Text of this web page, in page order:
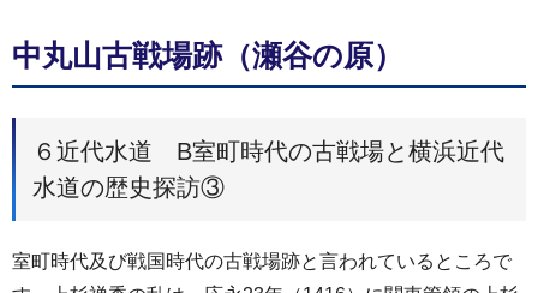
中丸山古戦場跡（瀬谷の原）
６近代水道 B室町時代の古戦場と横浜近代
水道の歴史探訪③
室町時代及び戦国時代の古戦場跡と言われているところで